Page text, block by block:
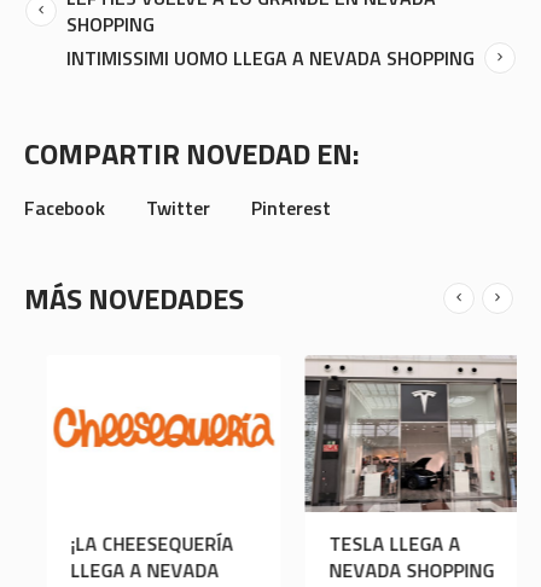
SHOPPING
INTIMISSIMI UOMO LLEGA A NEVADA SHOPPING
COMPARTIR NOVEDAD EN:
Facebook Twitter Pinterest
MÁS NOVEDADES
¡LA CHEESEQUERÍA
LLEGA A NEVADA
TESLA LLEGA A
NEVADA SHOPPING